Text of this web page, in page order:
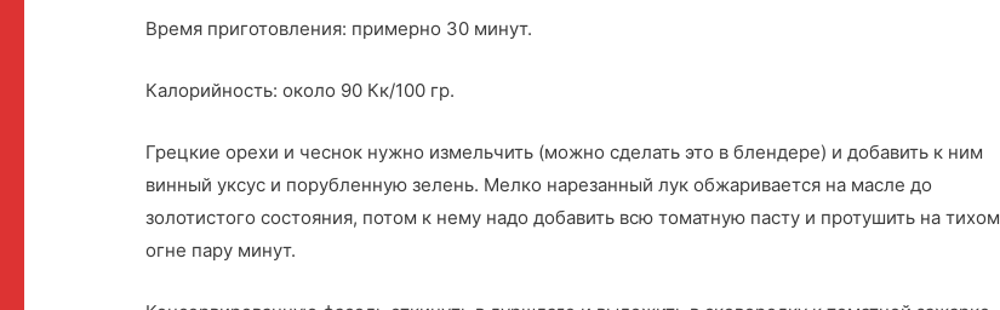
Время приготовления: примерно 30 минут.
Калорийность: около 90 Кк/100 гр.
Грецкие орехи и чеснок нужно измельчить (можно сделать это в блендере) и добавить к ним
винный уксус и порубленную зелень. Мелко нарезанный лук обжаривается на масле до
золотистого состояния, потом к нему надо добавить всю томатную пасту и протушить на тихом
огне пару минут.